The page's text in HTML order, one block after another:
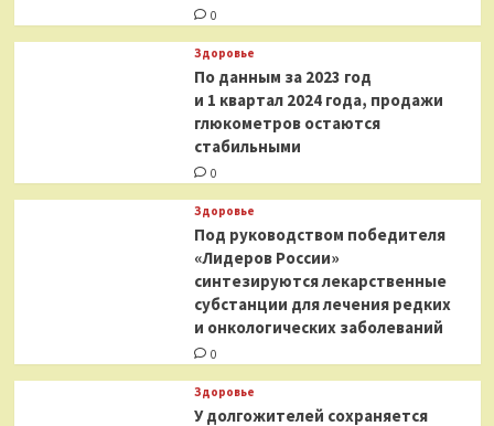
0
Здоровье
По данным за 2023 год
и 1 квартал 2024 года, продажи
глюкометров остаются
стабильными
0
Здоровье
Под руководством победителя
«Лидеров России»
синтезируются лекарственные
субстанции для лечения редких
и онкологических заболеваний
0
Здоровье
У долгожителей сохраняется